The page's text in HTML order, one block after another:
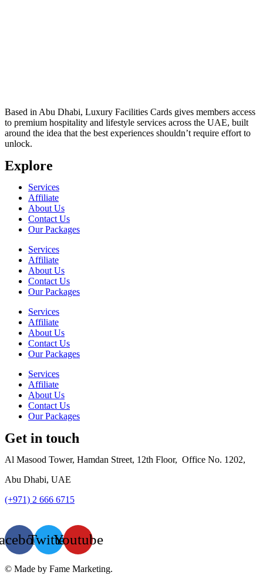
Based in Abu Dhabi, Luxury Facilities Cards gives members access
to premium hospitality and lifestyle services across the UAE, built
around the idea that the best experiences shouldn’t require effort to
unlock.
Explore
Services
Affiliate
About Us
Contact Us
Our Packages
Services
Affiliate
About Us
Contact Us
Our Packages
Services
Affiliate
About Us
Contact Us
Our Packages
Services
Affiliate
About Us
Contact Us
Our Packages
Get in touch
Al Masood Tower, Hamdan Street, 12th Floor, Office No. 1202,
Abu Dhabi, UAE
(+971) 2 666 6715
TwitterYoutube
© Made by Fame Marketing.